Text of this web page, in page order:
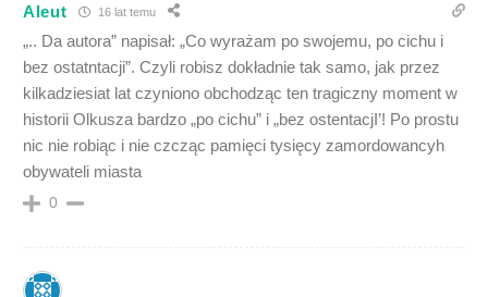
Aleut 16 lat temu
„.. Da autora” napisał: „Co wyrażam po swojemu, po cichu i
bez ostatntacji”. Czyli robisz dokładnie tak samo, jak przez
kilkadziesiat lat czyniono obchodząc ten tragiczny moment w
historii Olkusza bardzo „po cichu” i „bez ostentacjI’! Po prostu
nic nie robiąc i nie czcząc pamięci tysięcy zamordowancyh
obywateli miasta
0